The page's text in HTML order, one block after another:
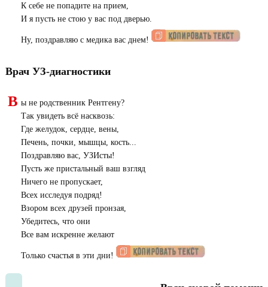
К себе не попадите на прием,
И я пусть не стою у вас под дверью.
Ну, поздравляю с медика вас днем!
Врач УЗ-диагностики
В ы не родственник Рентгену?
Так увидеть всё насквозь:
Где желудок, сердце, вены,
Печень, почки, мышцы, кость...
Поздравляю вас, УЗИсты!
Пусть же пристальный ваш взгляд
Ничего не пропускает,
Всех исследуя подряд!
Взором всех друзей пронзая,
Убедитесь, что они
Все вам искренне желают
Только счастья в эти дни!